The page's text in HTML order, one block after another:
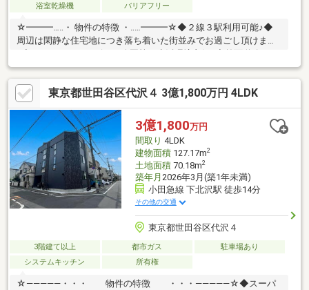
浴室乾燥機
バリアフリー
☆━━━…‥・ 物件の特徴 ・‥…━━━☆◆２線３駅利用可能♪◆
周辺は閑静な住宅地につき落ち着いた街並みでお過ごし頂けます
♪◆スーパー、コンビニ、公園等、生活環境良好♪◆前面道路はゆ
とりがあるので、容易に駐車できます♪是非、現地をご確認くださ
い!☆━━━…‥・ ━☆━ ・‥…━━━☆
東京都世田谷区代沢４ 3億1,800万円 4LDK
3億1,800万円
間取り 4LDK
建物面積127.17m2
土地面積70.18m2
築年月 2026年3月(築1年未満)
小田急線 下北沢駅 徒歩14分
その他の交通
東京都世田谷区代沢４
3階建て以上 都市ガス
駐車場あり
システムキッチン
所有権
☆―――――・・・ 物件の特徴 ・・・―――――☆◆スーパ